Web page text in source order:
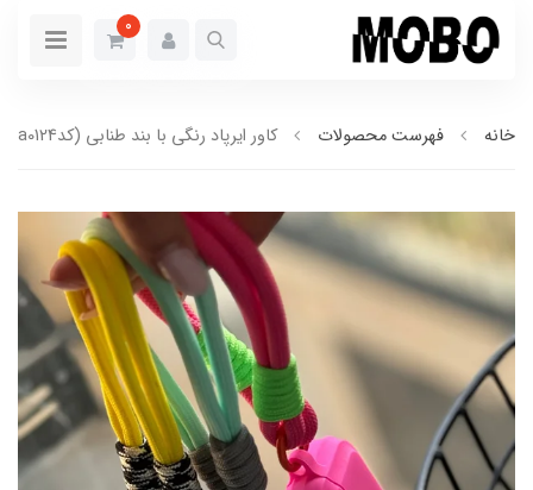
0
خانه فهرست محصولات کاور ایرپاد رنگی با بند طنابی (کدa0124)